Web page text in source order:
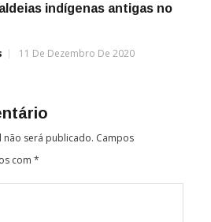
indígenas antigas no
11 De Dezembro De 2020
não será publicado. Campos
com *